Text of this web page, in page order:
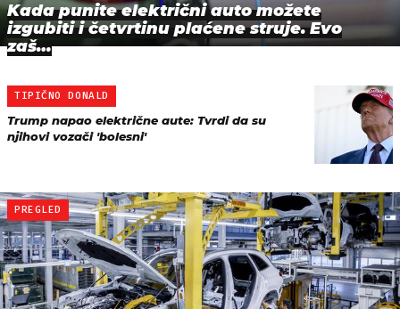
Kada punite električni auto možete
izgubiti i četvrtinu plaćene struje. Evo
zaš…
TIPIČNO DONALD
Trump napao električne aute: Tvrdi da su
njihovi vozači 'bolesni'
PREGLED